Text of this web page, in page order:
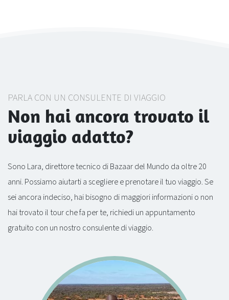
PARLA CON UN CONSULENTE DI VIAGGIO
Non hai ancora trovato il
viaggio adatto?
Sono Lara, direttore tecnico di Bazaar del Mundo da oltre 20
anni. Possiamo aiutarti a scegliere e prenotare il tuo viaggio. Se
sei ancora indeciso, hai bisogno di maggiori informazioni o non
hai trovato il tour che fa per te, richiedi un appuntamento
gratuito con un nostro consulente di viaggio.